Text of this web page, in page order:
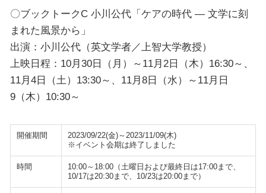
〇ブックトークC 小川公代「ケアの時代 ― 文学に刻
まれた風景から」
出演：小川公代（英文学者／上智大学教授）
上映日程：10月30日（月）～11月2日（木）16:30～、
11月4日（土）13:30～、11月8日（水）～11月日
9（木）10:30～
開催期間
2023/09/22(金)～2023/11/09(木)
※イベント会期は終了しました
時間
10:00～18:00（土曜日および最終日は17:00まで、
10/17は20:30まで、10/23は20:00まで）